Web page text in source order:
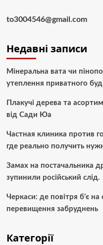
to3004546@gmail.com
Недавні записи
Мінеральна вата чи
утеплення приватного
Плакучі дерева та
від Сади Юа
Частная клиника против
где реально получить
Замах на постачальника
зупинили російський слід.
Черкаси: де повітря б’є
перевищення забруднень
Категорії